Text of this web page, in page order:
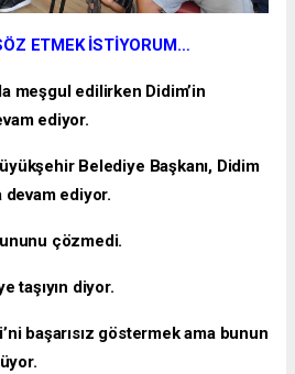
ETMEK İSTİYORUM…
meşgul edilirken Didim’in
ediyor.
Belediye Başkanı, Didim
devam ediyor.
çözmedi.
taşıyın diyor.
başarısız göstermek ama bunun